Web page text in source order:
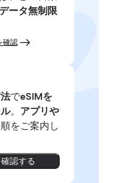
データ無制限
確認
でeSIMを
。 アプリや
をご案内し
認する